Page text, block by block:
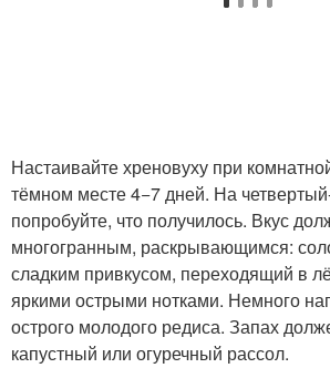
Настаивайте хреновуху при
тёмном месте 4−7 дней. На
попробуйте, что получилось. Вкус
многогранным, раскрывающимся:
сладким привкусом, переходящий в
яркими острыми нотками. Немного
острого молодого редиса. Запах
капустный или огуречный рассол.